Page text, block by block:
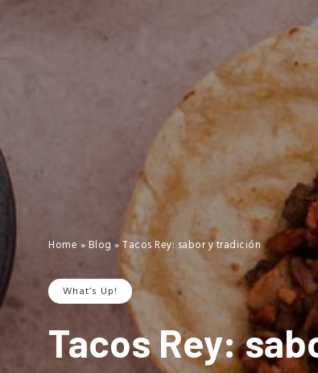
Home » Blog »Tacos Rey: sabor y tradición
What’s Up!
Tacos Rey: